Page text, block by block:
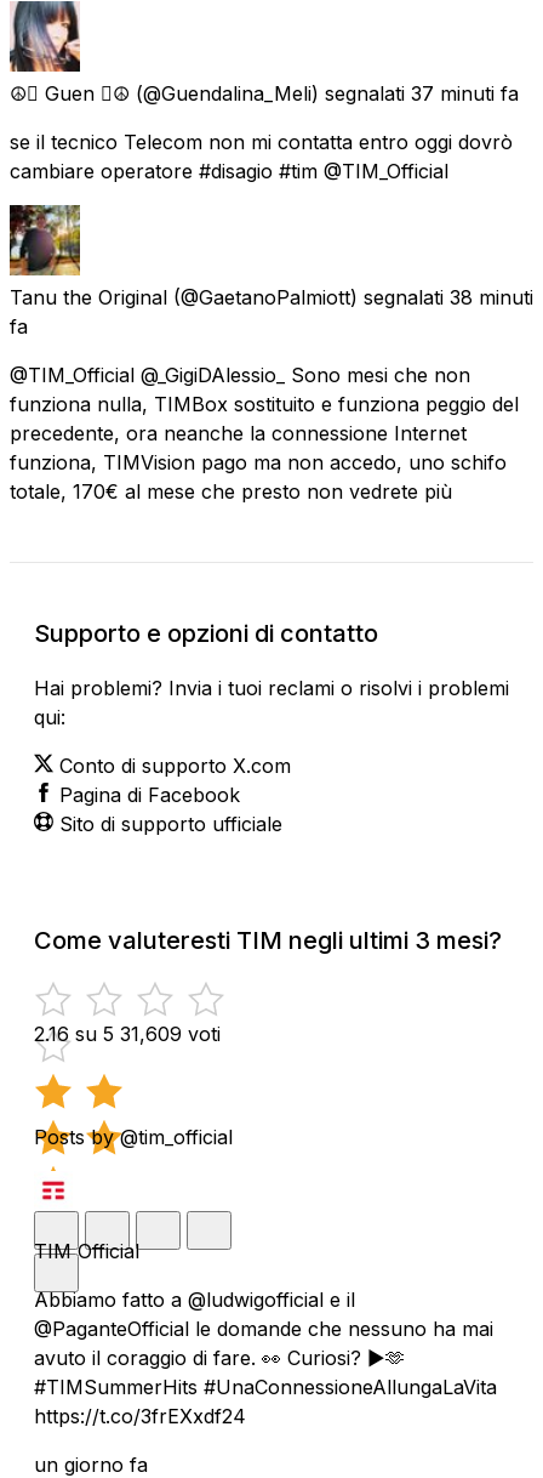
☮️ Guen ☮️ (@Guendalina_Meli) segnalati 37 minuti fa
se il tecnico Telecom non mi contatta entro oggi dovrò
cambiare operatore #disagio #tim @TIM_Official
Tanu the Original (@GaetanoPalmiott) segnalati 38 minuti
fa
@TIM_Official @_GigiDAlessio_ Sono mesi che non
funziona nulla, TIMBox sostituito e funziona peggio del
precedente, ora neanche la connessione Internet
funziona, TIMVision pago ma non accedo, uno schifo
totale, 170€ al mese che presto non vedrete più
Supporto e opzioni di contatto
Hai problemi? Invia i tuoi reclami o risolvi i problemi
qui:
Conto di supporto X.com
Pagina di Facebook
Sito di supporto ufficiale
Come valuteresti TIM negli ultimi 3 mesi?
2.16 su 5 31,609 voti
Posts by @tim_official
TIM Official
Abbiamo fatto a @ludwigofficial e il
@PaganteOfficial le domande che nessuno ha mai
avuto il coraggio di fare. 👀 Curiosi? ▶️🫶
#TIMSummerHits #UnaConnessioneAllungaLaVita
https://t.co/3frEXxdf24
un giorno fa